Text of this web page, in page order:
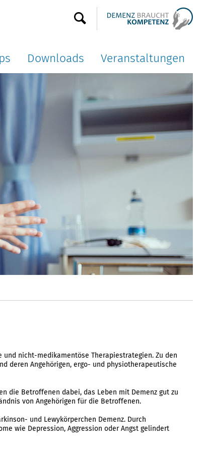
Downloads Veranstaltungen
nicht-medikamentöse Therapiestrategien. Zu den
deren Angehörigen, ergo- und physiotherapeutische
die Betroffenen dabei, das Leben mit Demenz gut zu
von Angehörigen für die Betroffenen.
und Lewykörperchen Demenz. Durch
wie Depression, Aggression oder Angst gelindert